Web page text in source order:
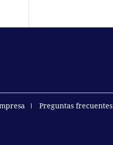
Preguntas frecuentes